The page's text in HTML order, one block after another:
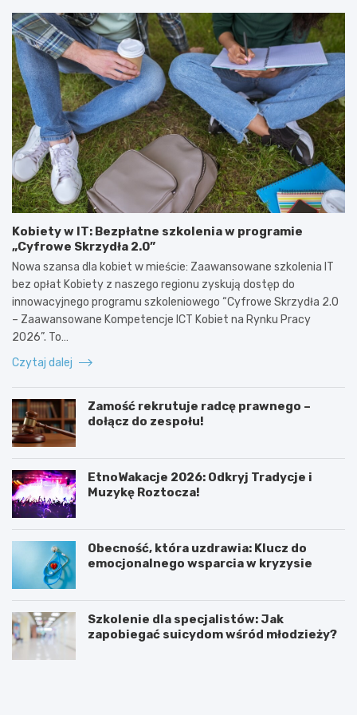
Kobiety w IT: Bezpłatne szkolenia w programie
„Cyfrowe Skrzydła 2.0”
Nowa szansa dla kobiet w mieście: Zaawansowane szkolenia IT
bez opłat Kobiety z naszego regionu zyskują dostęp do
innowacyjnego programu szkoleniowego “Cyfrowe Skrzydła 2.0
– Zaawansowane Kompetencje ICT Kobiet na Rynku Pracy
2026”. To…
Czytaj dalej
Zamość rekrutuje radcę prawnego –
dołącz do zespołu!
EtnoWakacje 2026: Odkryj Tradycje i
Muzykę Roztocza!
Obecność, która uzdrawia: Klucz do
emocjonalnego wsparcia w kryzysie
Szkolenie dla specjalistów: Jak
zapobiegać suicydom wśród młodzieży?
K
Z